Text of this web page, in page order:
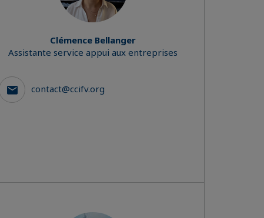
Clémence Bellanger
Assistante service appui aux entreprises
contact@ccifv.org